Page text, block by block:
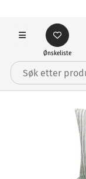
Ønskeliste